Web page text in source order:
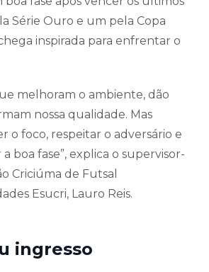
Série Ouro e um pela Copa
inspirada para enfrentar o
melhoram o ambiente, dão
nossa qualidade. Mas
o foco, respeitar o adversário e
boa fase”, explica o supervisor-
Criciúma de Futsal
Esucri, Lauro Reis.
ingresso